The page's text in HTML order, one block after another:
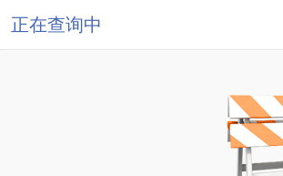
正在查询中